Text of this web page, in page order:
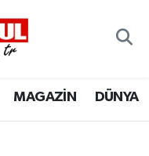
MAGAZİN DÜNYA